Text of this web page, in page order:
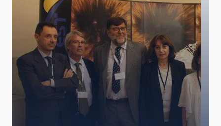
LÍNEAS IACTEC
ASTROFÍSICAS
ORDEN